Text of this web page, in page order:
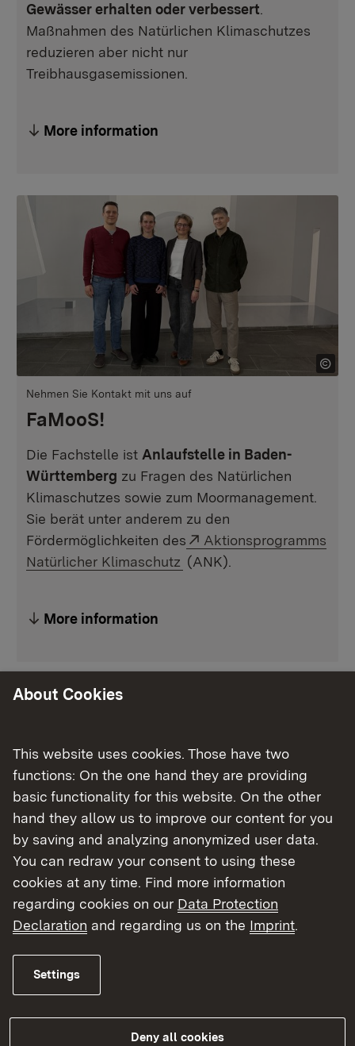
Gewässer erhalten oder verbessert.
Maßnahmen des Natürlichen Klimaschutzes
reduzieren aber nicht nur
Treibhausgasemissionen.
More information
FaMooS!
Nehmen Sie Kontakt mit uns auf
Die Fachstelle ist Anlaufstelle in Baden-
Württemberg zu Fragen des Natürlichen
Klimaschutzes sowie zum Moormanagement.
Sie berät unter anderem zu den
Fördermöglichkeiten des
Externer Link:
Aktionsprogramms
Natürlicher Klimaschutz (ANK).
More information
FaMooS - landesweite Fachstelle für
Moormanagement und Natürlichen
Klimaschutz
Welche Unterstützungsangebote bietet
An wen richten sich die Angebote von
FaMooS?
FaMooS?
Wer steht hinter FaMooS?
Mit welchen Fragen kann ich mich an
About Cookies
This website uses cookies. Those have two
functions: On the one hand they are providing
basic functionality for this website. On the other
hand they allow us to improve our content for you
by saving and analyzing anonymized user data.
You can redraw your consent to using these
cookies at any time. Find more information
regarding cookies on our Data Protection
Declaration and regarding us on the Imprint.
Settings
Deny all cookies